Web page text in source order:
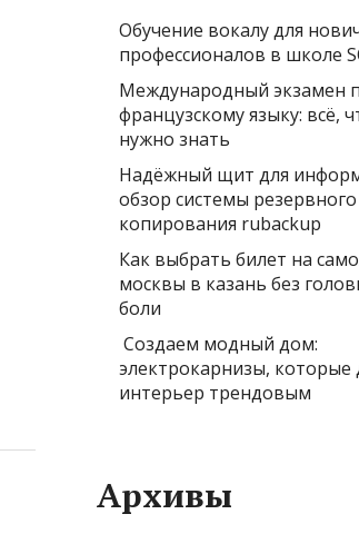
Обучение вокалу для
профессионалов в школе
Международный экзамен
французскому языку: всё,
нужно знать
Надёжный щит для
обзор системы резервного
копирования rubackup
Как выбрать билет на
москвы в казань без
боли
Создаем модный дом:
электрокарнизы, которые
интерьер трендовым
Архивы